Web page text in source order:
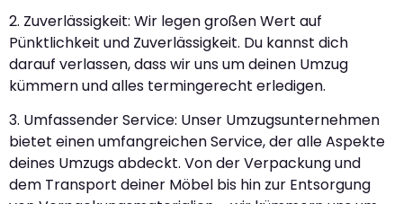
2. Zuverlässigkeit: Wir legen großen Wert auf
Pünktlichkeit und Zuverlässigkeit. Du kannst dich
darauf verlassen, dass wir uns um deinen Umzug
kümmern und alles termingerecht erledigen.
3. Umfassender Service: Unser Umzugsunternehmen
bietet einen umfangreichen Service, der alle Aspekte
deines Umzugs abdeckt. Von der Verpackung und
dem Transport deiner Möbel bis hin zur Entsorgung